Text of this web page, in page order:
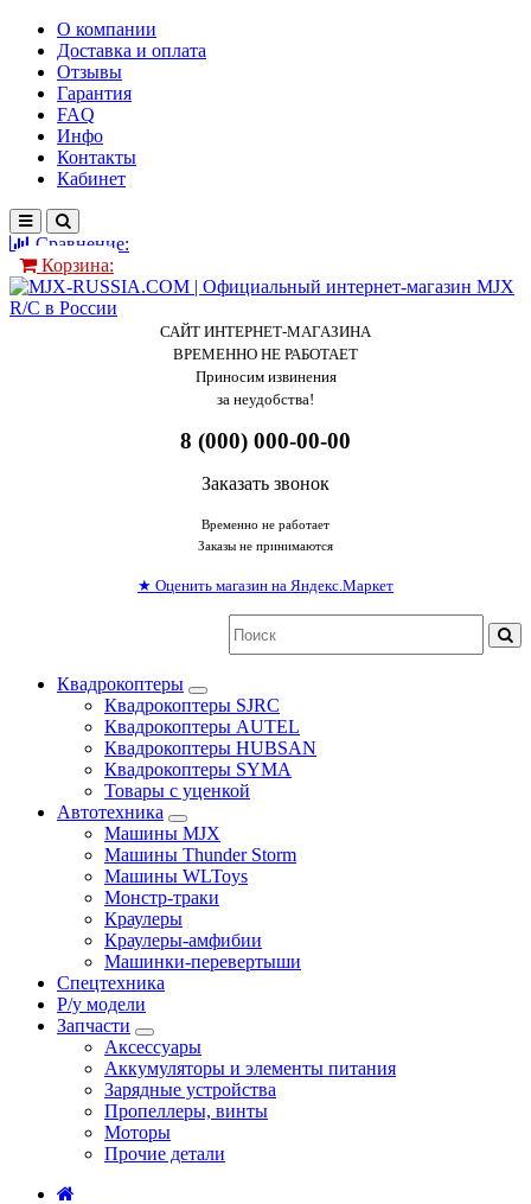
О компании
Доставка и оплата
Отзывы
Гарантия
FAQ
Инфо
Контакты
Кабинет
Сравнение:
Корзина:
САЙТ ИНТЕРНЕТ-МАГАЗИНА
ВРЕМЕННО НЕ РАБОТАЕТ
Приносим извинения
за неудобства!
8 (000) 000-00-00
Заказать звонок
Временно не работает
Заказы не принимаются
★ Оценить магазин на Яндекс.Маркет
Квадрокоптеры
Квадрокоптеры SJRC
Квадрокоптеры AUTEL
Квадрокоптеры HUBSAN
Квадрокоптеры SYMA
Товары с уценкой
Автотехника
Машины MJX
Машины Thunder Storm
Машины WLToys
Монстр-траки
Краулеры
Краулеры-амфибии
Машинки-перевертыши
Спецтехника
Р/у модели
Запчасти
Аксессуары
Аккумуляторы и элементы питания
Зарядные устройства
Пропеллеры, винты
Моторы
Прочие детали